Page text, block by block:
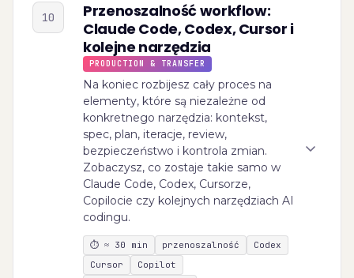
10
Przenoszalność workflow:
Claude Code, Codex, Cursor i
kolejne narzędzia
PRODUCTION & TRANSFER
Na koniec rozbijesz cały proces na
elementy, które są niezależne od
konkretnego narzędzia: kontekst,
spec, plan, iteracje, review,
bezpieczeństwo i kontrola zmian.
Zobaczysz, co zostaje takie samo w
Claude Code, Codex, Cursorze,
Copilocie czy kolejnych narzędziach AI
codingu.
⏱ ≈ 30 min przenoszalność
Codex
Cursor
Copilot